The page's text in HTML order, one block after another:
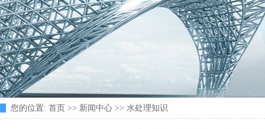
您的位置: 首页 >> 新闻中心 >> 水处理知识